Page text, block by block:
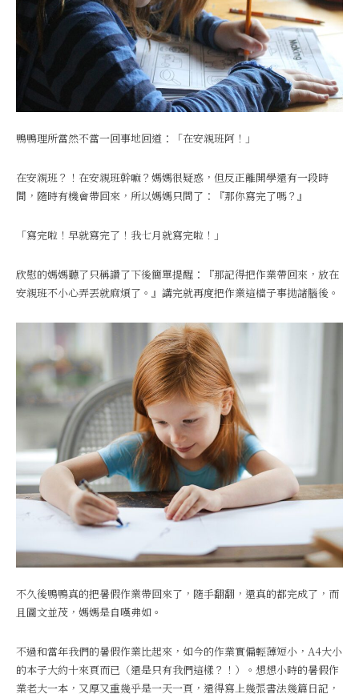
鴨鴨理所當然不當一回事地回道：「在安親班阿！」
在安親班？！在安親班幹嘛？媽媽很疑惑，但反正離開學還有一段時
間，隨時有機會帶回來，所以媽媽只問了：『那你寫完了嗎？』
「寫完啦！早就寫完了！我七月就寫完啦！」
欣慰的媽媽聽了只稱讚了下後簡單提醒：『那記得把作業帶回來，放在
安親班不小心弄丟就麻煩了。』講完就再度把作業這檔子事拋諸腦後。
不久後鴨鴨真的把暑假作業帶回來了，隨手翻翻，還真的都完成了，而
且圖文並茂，媽媽是自嘆弗如。
不過和當年我們的暑假作業比起來，如今的作業實偏輕薄短小，A4大小
的本子大約十來頁而已（還是只有我們這樣？！）。想想小時的暑假作
業老大一本，又厚又重幾乎是一天一頁，還得寫上幾張書法幾篇日記，